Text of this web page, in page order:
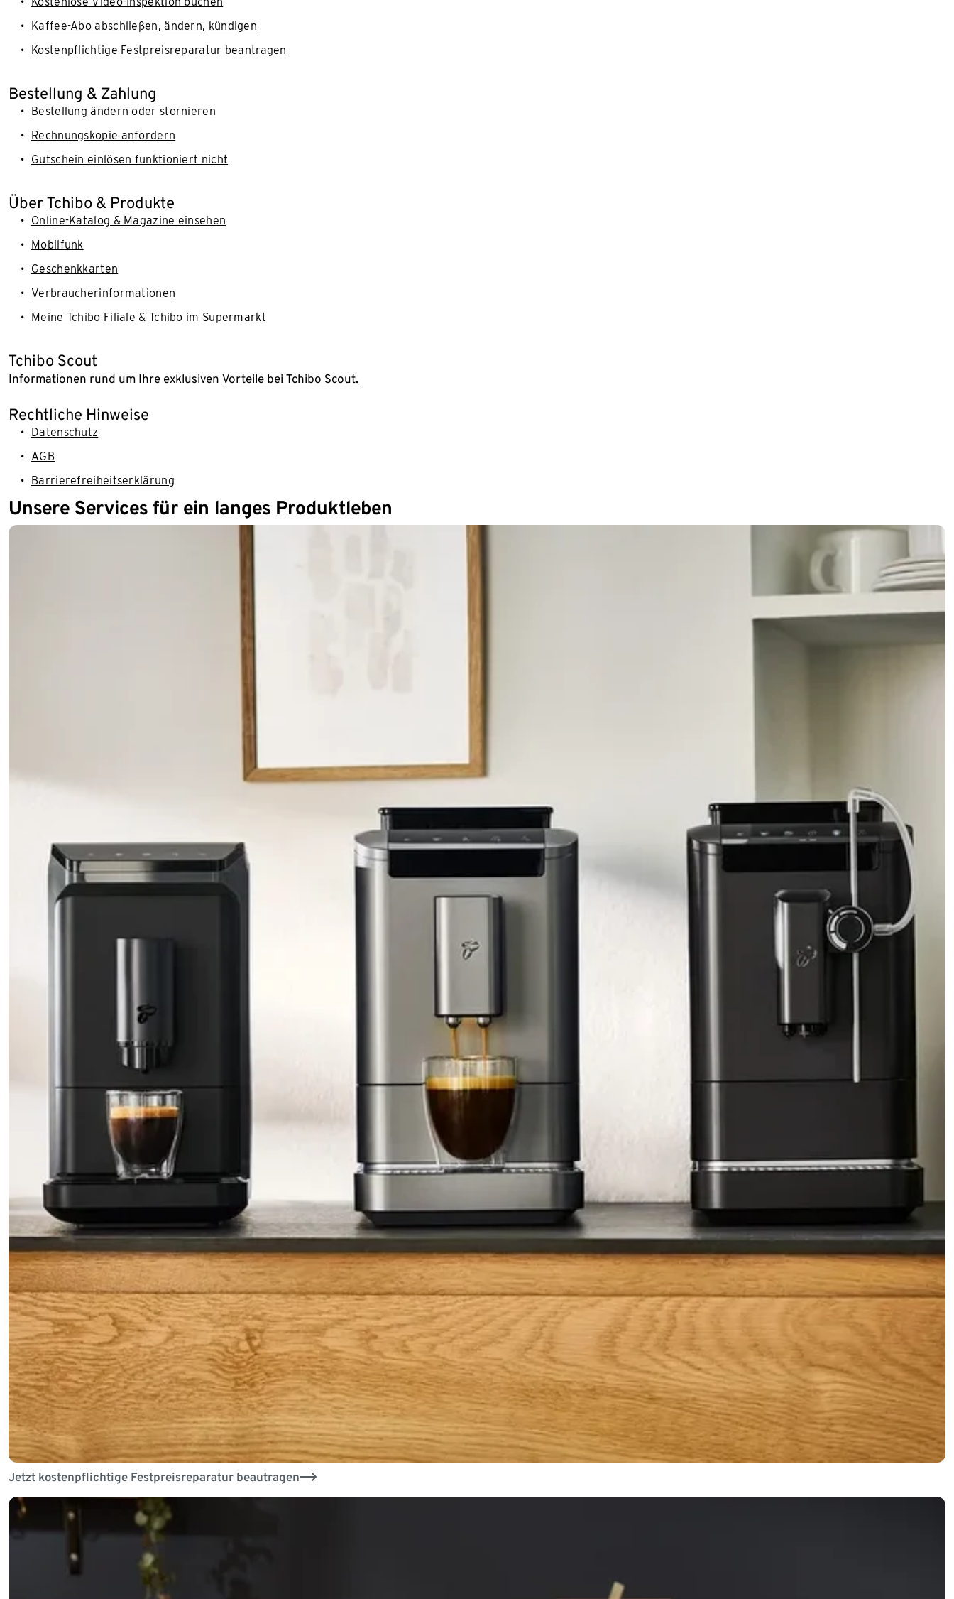
Kaffee-Abo abschließen, ändern, kündigen
Kostenpflichtige Festpreisreparatur beantragen
Bestellung & Zahlung
Bestellung ändern oder stornieren
Rechnungskopie anfordern
Gutschein einlösen funktioniert nicht
Über Tchibo & Produkte
Online-Katalog & Magazine einsehen
Mobilfunk
Geschenkkarten
Verbraucherinformationen
Meine Tchibo Filiale & Tchibo im Supermarkt
Tchibo Scout
Informationen rund um Ihre exklusiven Vorteile bei Tchibo Scout.
Rechtliche Hinweise
Datenschutz
AGB
Barrierefreiheitserklärung
Unsere Services für ein langes Produktleben
Jetzt kostenpflichtige Festpreisreparatur beautragen